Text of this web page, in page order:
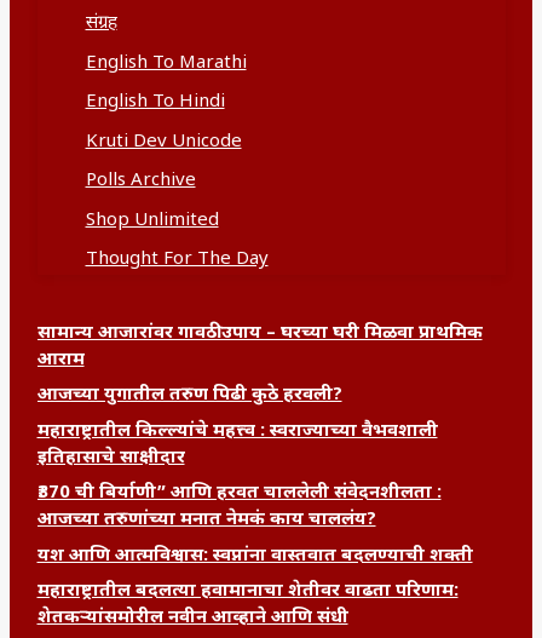
संग्रह
English To Marathi
English To Hindi
Kruti Dev Unicode
Polls Archive
Shop Unlimited
Thought For The Day
सामान्य आजारांवर गावठी उपाय – घरच्या घरी मिळवा प्राथमिक
आराम
आजच्या युगातील तरुण पिढी कुठे हरवली?
महाराष्ट्रातील किल्ल्यांचे महत्त्व : स्वराज्याच्या वैभवशाली
इतिहासाचे साक्षीदार
₹370 ची बिर्याणी” आणि हरवत चाललेली संवेदनशीलता :
आजच्या तरुणांच्या मनात नेमकं काय चाललंय?
यश आणि आत्मविश्वास: स्वप्नांना वास्तवात बदलण्याची शक्ती
महाराष्ट्रातील बदलत्या हवामानाचा शेतीवर वाढता परिणाम:
शेतकऱ्यांसमोरील नवीन आव्हाने आणि संधी